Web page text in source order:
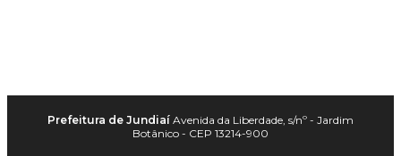
Prefeitura de Jundiaí Avenida da Liberdade, s/nº - Jardim
Botânico - CEP 13214-900